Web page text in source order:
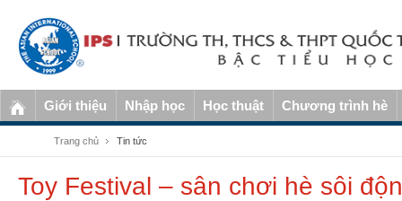
Giới thiệu Nhập học Học thuật Chương trình hè
Trang chủ Tin tức
Toy Festival – sân chơi hè sôi